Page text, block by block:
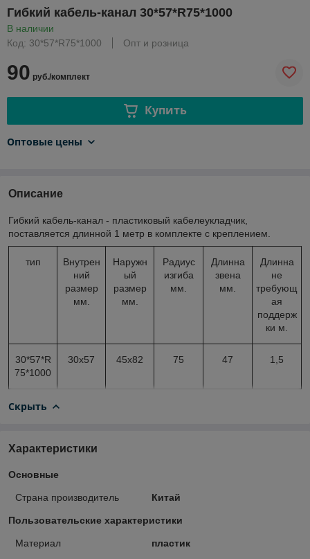
Гибкий кабель-канал 30*57*R75*1000
В наличии
Код: 30*57*R75*1000
Опт и розница
90 руб./комплект
Купить
Оптовые цены
Описание
Гибкий кабель-канал - пластиковый кабелеукладчик,
поставляется длинной 1 метр в комплекте с креплением.
тип
Внутрен
ний
размер
мм.
Наружн
ый
размер
мм.
Радиус
изгиба
мм.
Длинна
звена
мм.
Длинна
не
требующ
ая
поддерж
ки м.
30*57*R
75*1000
30х57 45х82 75 47 1,5
Скрыть
Характеристики
Основные
Страна производитель Китай
Пользовательские характеристики
Материал пластик